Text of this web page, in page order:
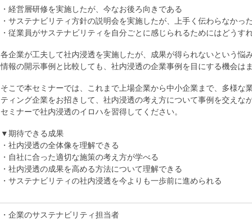
・経営層研修を実施したが、今なお後ろ向きである
・サステナビリティ方針の説明会を実施したが、上手く伝わらなかった
・従業員がサステナビリティを自分ごとに感じられるためにはどうす
各企業が工夫して社内浸透を実施したが、成果が得られないという悩
情報の開示事例と比較しても、社内浸透の企業事例を目にする機会は
そこで本セミナーでは、これまで上場企業から中小企業まで、多様な
ティング企業をお招きして、社内浸透の考え方について事例を交えな
セミナーで社内浸透のイロハを習得してください。
▼期待できる成果
・社内浸透の全体像を理解できる
・自社に合った適切な施策の考え方が学べる
・社内浸透の成果を高める方法について理解できる
・サステナビリティの社内浸透を今よりも一歩前に進められる
・企業のサステナビリティ担当者